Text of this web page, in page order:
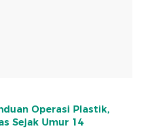
Operasi Plastik,
Sejak Umur 14